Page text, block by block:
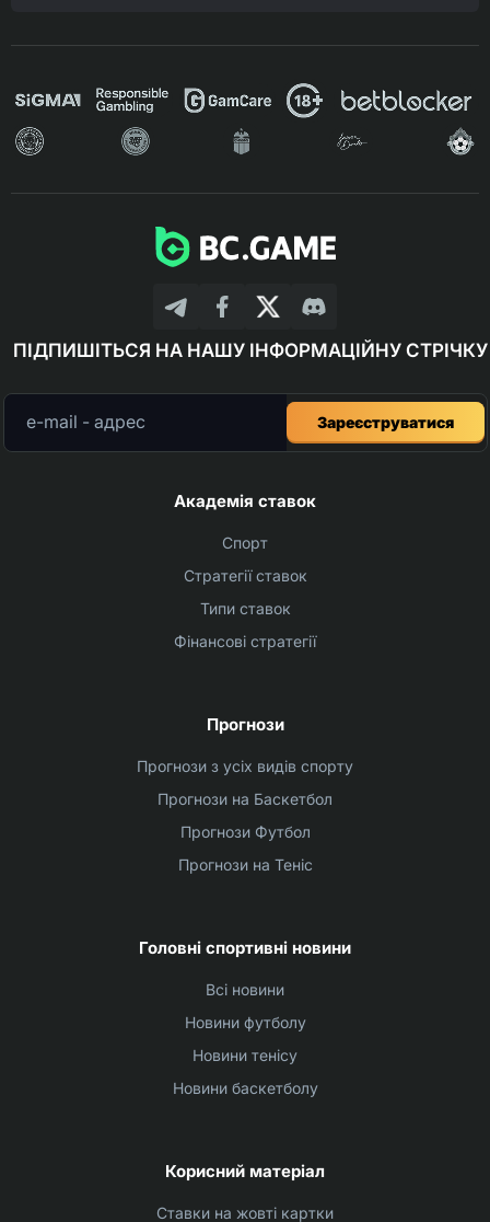
ПІДПИШІТЬСЯ НА НАШУ ІНФОРМАЦІЙНУ СТРІЧКУ
Зареєструватися
Академія ставок
Спорт
Стратегії ставок
Типи ставок
Фінансові стратегії
Прогнози
Прогнози з усіх видів спорту
Прогнози на Баскетбол
Прогнози Футбол
Прогнози на Теніс
Головні спортивні новини
Всі новини
Новини футболу
Новини тенісу
Новини баскетболу
Корисний матеріал
Ставки на жовті картки